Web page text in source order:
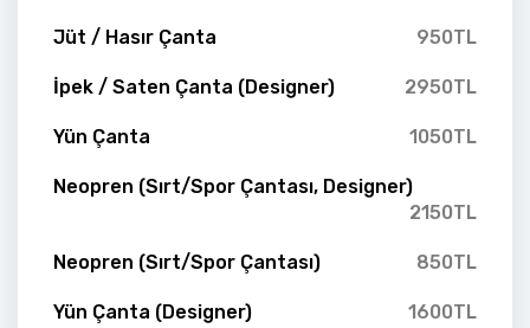
Jüt / Hasır Çanta 950TL
İpek / Saten Çanta (Designer) 2950TL
Yün Çanta 1050TL
Neopren (Sırt/Spor Çantası, Designer)
2150TL
Neopren (Sırt/Spor Çantası) 850TL
Yün Çanta (Designer) 1600TL